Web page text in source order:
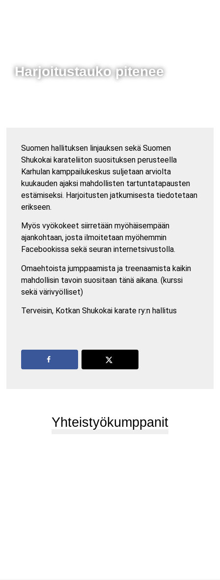
Harjoitustauko pitenee
Suomen hallituksen linjauksen sekä Suomen
Shukokai karateliiton suosituksen perusteella
Karhulan kamppailukeskus suljetaan arviolta
kuukauden ajaksi mahdollisten tartuntatapausten
estämiseksi. Harjoitusten jatkumisesta tiedotetaan
erikseen.
Myös vyökokeet siirretään myöhäisempään
ajankohtaan, josta ilmoitetaan myöhemmin
Facebookissa sekä seuran internetsivustolla.
Omaehtoista jumppaamista ja treenaamista kaikin
mahdollisin tavoin suositaan tänä aikana. (kurssi
sekä värivyölliset)
Terveisin, Kotkan Shukokai karate ry:n hallitus
Yhteistyökumppanit